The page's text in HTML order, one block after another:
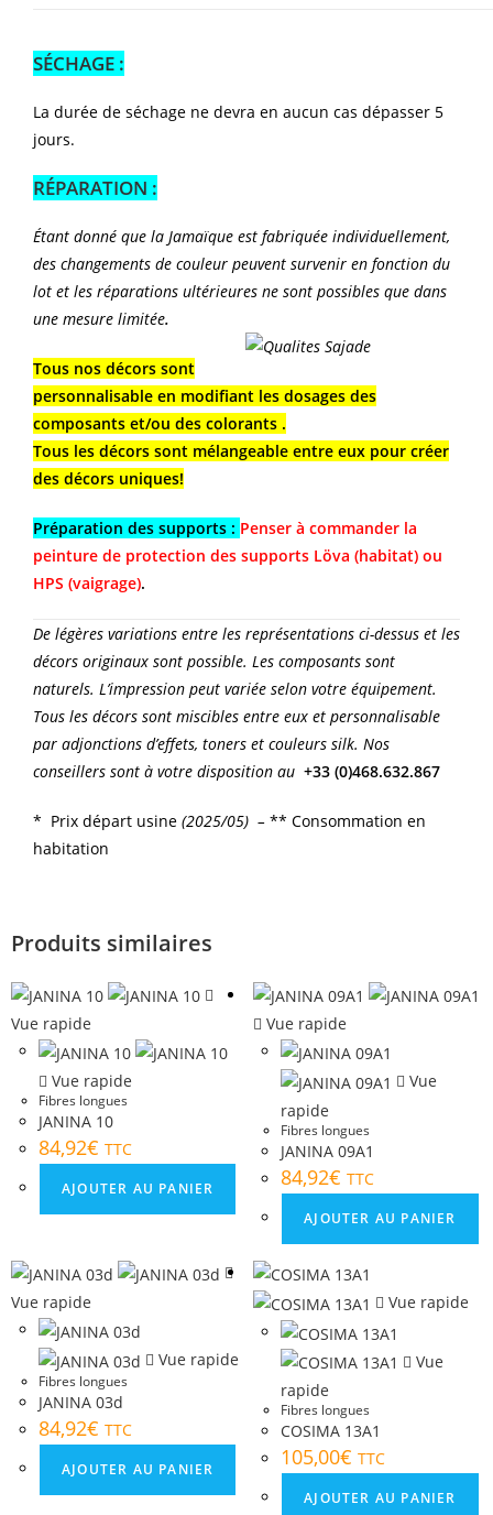
SÉCHAGE :
La durée de séchage ne devra en aucun cas dépasser 5
jours.
RÉPARATION :
Étant donné que la Jamaïque est fabriquée individuellement,
des changements de couleur peuvent survenir en fonction du
lot et les réparations ultérieures ne sont possibles que dans
une mesure limitée.
Tous nos décors sont
personnalisable en modifiant les dosages des
composants et/ou des colorants .
Tous les décors sont mélangeable entre eux pour créer
des décors uniques!
Préparation des supports : Penser à commander la
peinture de protection des supports Löva (habitat) ou
HPS (vaigrage).
De légères variations entre les représentations ci-dessus et les
décors originaux sont possible. Les composants sont
naturels. L’impression peut variée selon votre équipement.
Tous les décors sont miscibles entre eux et personnalisable
par adjonctions d’effets, toners et couleurs silk. Nos
conseillers sont à votre disposition au +33 (0)468.632.867
* Prix départ usine (2025/05) – ** Consommation en
habitation
Produits similaires
Vue rapide
Vue rapide
Fibres longues
JANINA 10
84,92€ TTC
AJOUTER AU PANIER
Vue rapide
Vue
rapide
Fibres longues
JANINA 09A1
84,92€ TTC
AJOUTER AU PANIER
Vue rapide
Vue rapide
Fibres longues
JANINA 03d
84,92€ TTC
AJOUTER AU PANIER
Vue rapide
Vue
rapide
Fibres longues
COSIMA 13A1
105,00€ TTC
AJOUTER AU PANIER